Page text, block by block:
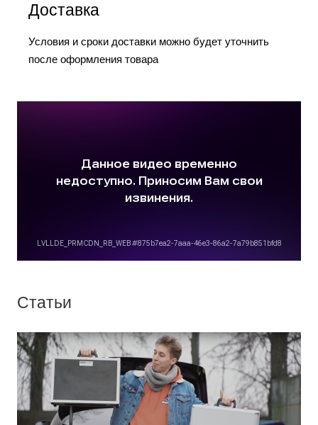
Доставка
Условия и сроки доставки можно будет уточнить
после оформления товара
Статьи